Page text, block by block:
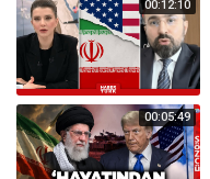
00:12:10
00:05:49